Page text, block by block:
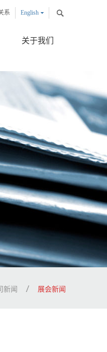
English
系
关于我们
新闻 展会新闻